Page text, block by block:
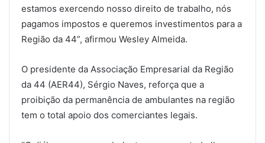
estamos exercendo nosso direito de trabalho, nós
pagamos impostos e queremos investimentos para a
Região da 44”, afirmou Wesley Almeida.
O presidente da Associação Empresarial da Região
da 44 (AER44), Sérgio Naves, reforça que a
proibição da permanência de ambulantes na região
tem o total apoio dos comerciantes legais.